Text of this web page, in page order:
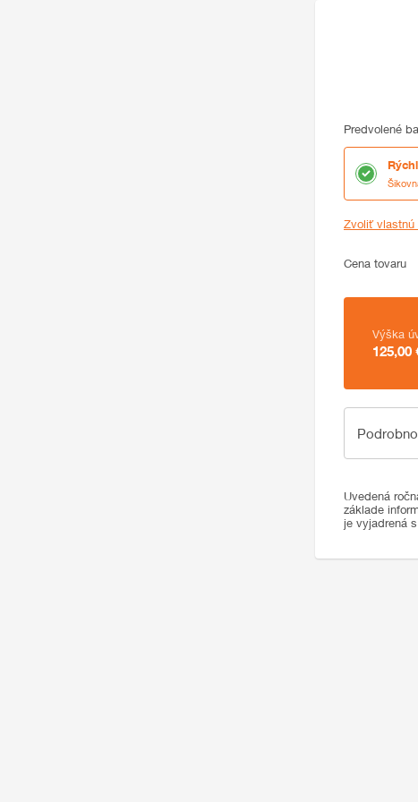
Predvolené
Zvoliť vlastnú
Cena
Cena tovaru
Zhrnutie
Výška
125,00
Podrobnosti
Uvedená
základe
je vyjadrená